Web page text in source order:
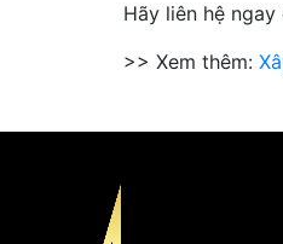
Hãy liên hệ
>> Xem thêm: